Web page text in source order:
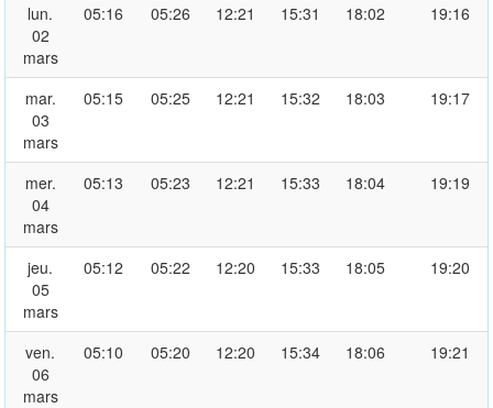
lun.
02
mars
05:16 05:26 12:21 15:31 18:02 19:16
mar.
03
mars
05:15 05:25 12:21 15:32 18:03 19:17
mer.
04
mars
05:13 05:23 12:21 15:33 18:04 19:19
jeu.
05
mars
05:12 05:22 12:20 15:33 18:05 19:20
ven.
06
mars
05:10 05:20 12:20 15:34 18:06 19:21